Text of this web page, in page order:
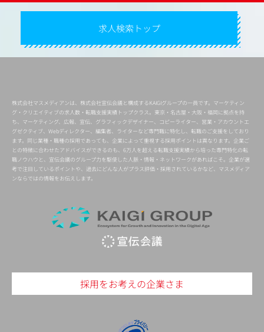
求人検索トップ
株式会社マスメディアンは、株式会社宣伝会議と構成するKAIGIグループの一員です。マーケティン
グ・クリエイティブの求人数・転職支援実績トップクラス。東京・名古屋・大阪・福岡に拠点を持
ち、マーケティング、広報、宣伝、グラフィックデザイナー、コピーライター、営業・アカウントエ
グゼクティブ、Webディレクター、編集者、ライターなど専門職に特化し、転職のご支援をしており
ます。同じ業種・職種の採用であっても、企業によって重視する採用ポイントは異なります。企業ご
との特徴に合わせたアドバイスができるのも、6万人を超える転職支援実績から培った専門特化の転
職ノウハウと、宣伝会議のグループ力を駆使した人脈・情報・ネットワークがあればこそ。企業が選
考で注目しているポイントや、過去にどんな人がプラス評価・採用されているかなど、マスメディア
ンならではの情報をお伝えします。
採用をお考えの企業さま